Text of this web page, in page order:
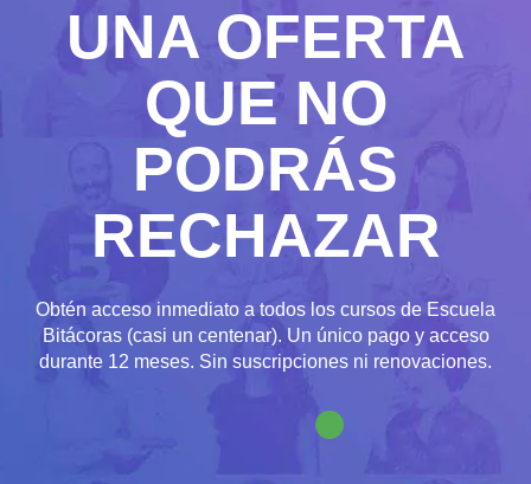
UNA OFERTA
QUE NO
PODRÁS
RECHAZAR
Obtén acceso inmediato a todos los cursos de Escuela
Bitácoras (casi un centenar). Un único pago y acceso
durante 12 meses. Sin suscripciones ni renovaciones.